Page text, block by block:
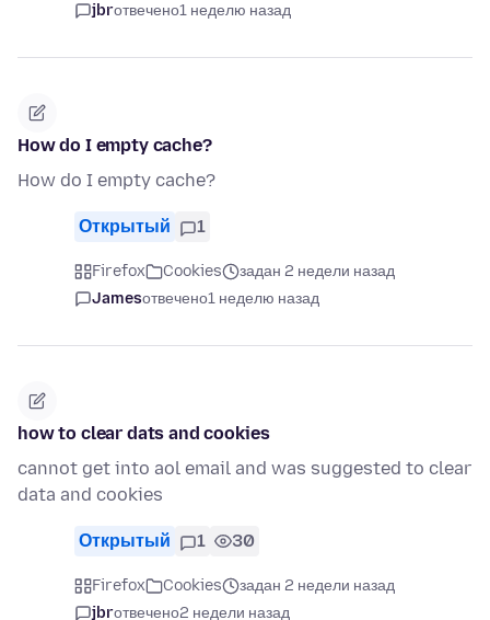
jbrотвечено1 неделю назад
How do I empty cache?
How do I empty cache?
Открытый 1
Firefox Cookies
задан 2 недели назад
Jamesотвечено1 неделю назад
how to clear dats and cookies
cannot get into aol email and was suggested to clear
data and cookies
Открытый 1 30
Firefox Cookies
задан 2 недели назад
jbrотвечено2 недели назад